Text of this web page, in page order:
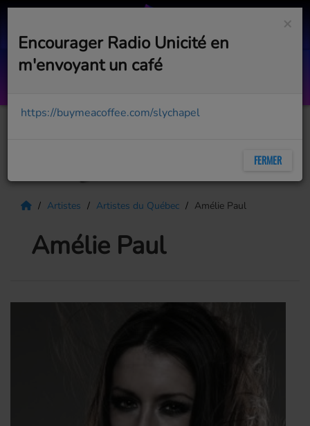
Desperado
Artistes Artistes du Québec Amélie Paul
Amélie Paul
×
Encourager Radio Unicité en
m'envoyant un café
https://buymeacoffee.com/slychapel
FERMER